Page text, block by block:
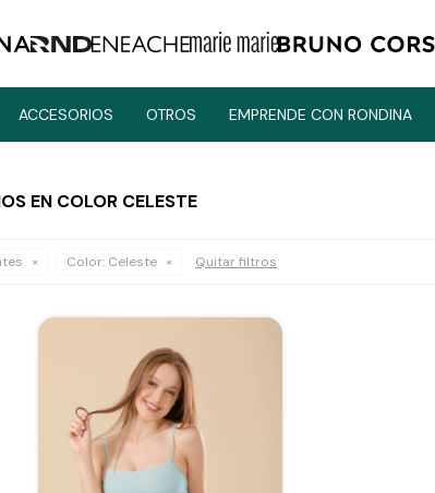
ACCESORIOS OTROS EMPRENDE CON RONDINA
EN COLOR CELESTE
Color: Celeste Quitar filtros